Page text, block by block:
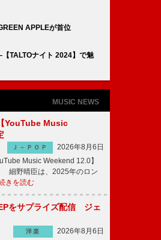
APPLEが首位
TALTOナイト 2024】で魅
MUSIC NEWS
YouTube Music
Ｊ－ＰＯＰ
2026年8月6日
Music Weekend 12.0】
細野晴臣は、2025年のロン
きを読む
をサプライズ配信 ジェ
洋楽
2026年8月6日